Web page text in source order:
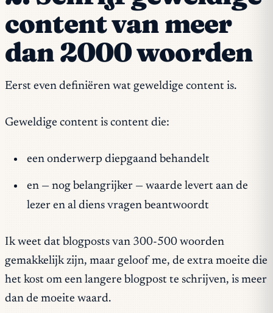
content van meer
dan 2000 woorden
Eerst even definiëren wat geweldige content is.
Geweldige content is content die:
een onderwerp diepgaand behandelt
en — nog belangrijker — waarde levert aan de
lezer en al diens vragen beantwoordt
Ik weet dat blogposts van 300-500 woorden
gemakkelijk zijn, maar geloof me, de extra moeite die
het kost om een langere blogpost te schrijven, is meer
dan de moeite waard.